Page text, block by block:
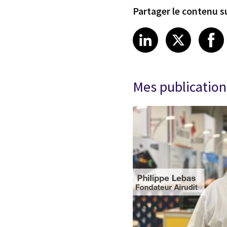
Partager le contenu
Share article
LinkedIn
Share
X
Mes